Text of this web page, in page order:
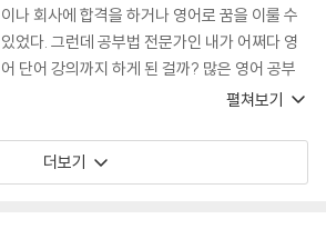
미를 넓혀왔는지 만나게 된다. 이 책의 매력은 영
어 어휘 공부를 ‘암기’가 아니라 ‘발견’으로 바꾸어
준다는 점이다. 단어 하나에는 도시의 역사, 사람
들의 오해, 전쟁의 흔적, 과학적 발견, 문화의 이
동이 함께 담겨 있다. 지구를 한 바퀴 돌았을 뿐인
데, 1,000개의 영단어가 저절로 쌓이는 듯한 즐
거움이 바로 여기에 있는 것이다. 영어 단어를 더
이나 회사에 합격을 하거나 영어로 꿈을 이룰 수
있었다. 그런데 공부법 전문가인 내가 어쩌다 영
어 단어 강의까지 하게 된 걸까? 많은 영어 공부
법 중 ‘어원’을 통한 영어 단어 학습이야말로 단연
국 미네소타대학교의 제임스 아이삭 브라운 교수
의 연구에 따르면, 영어에서 주로 사용되는 33개
펼쳐보기
더보기